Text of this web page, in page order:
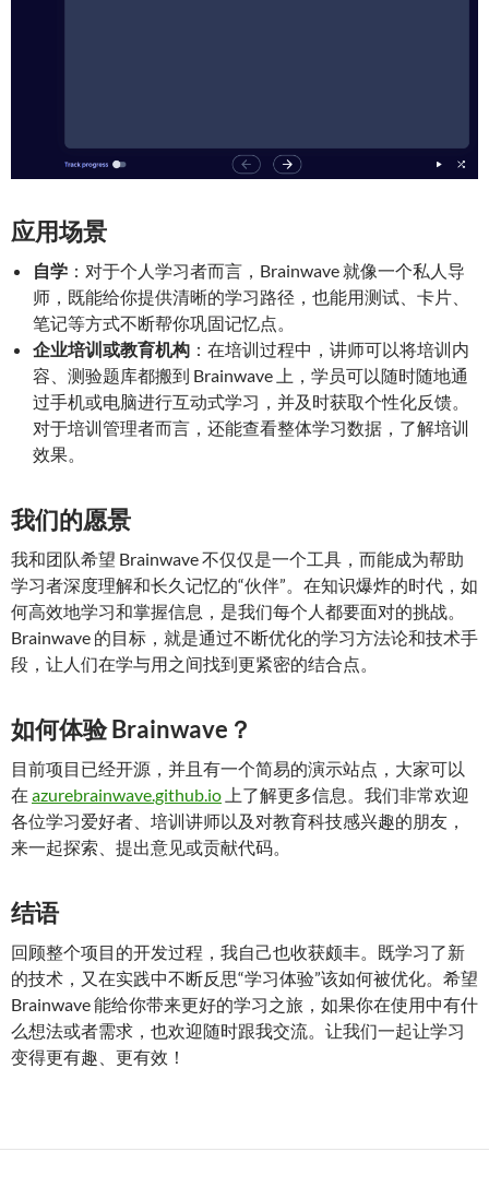
应用场景
自学 ：对于个人学习者而言，Brainwave 就像一个私人导
师，既能给你提供清晰的学习路径，也能用测试、卡片、
笔记等方式不断帮你巩固记忆点。
企业培训或教育机构 ：在培训过程中，讲师可以将培训内
容、测验题库都搬到 Brainwave 上，学员可以随时随地通
过手机或电脑进行互动式学习，并及时获取个性化反馈。
对于培训管理者而言，还能查看整体学习数据，了解培训
效果。
我们的愿景
我和团队希望 Brainwave 不仅仅是一个工具，而能成为帮助
学习者深度理解和长久记忆的“伙伴”。在知识爆炸的时代，如
何高效地学习和掌握信息，是我们每个人都要面对的挑战。
Brainwave 的目标，就是通过不断优化的学习方法论和技术手
段，让人们在学与用之间找到更紧密的结合点。
如何体验 Brainwave？
目前项目已经开源，并且有一个简易的演示站点，大家可以
在 azurebrainwave.github.io 上了解更多信息。我们非常欢迎
各位学习爱好者、培训讲师以及对教育科技感兴趣的朋友，
来一起探索、提出意见或贡献代码。
结语
回顾整个项目的开发过程，我自己也收获颇丰。既学习了新
的技术，又在实践中不断反思“学习体验”该如何被优化。希望
Brainwave 能给你带来更好的学习之旅，如果你在使用中有什
么想法或者需求，也欢迎随时跟我交流。让我们一起让学习
变得更有趣、更有效！